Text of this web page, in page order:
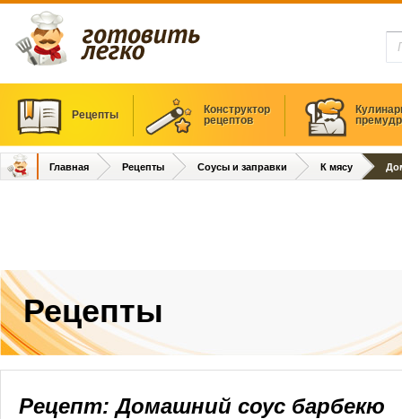
Рецепты
Конструктор
рецептов
Главная Рецепты Соусы и заправки К мясу
Рецепты
Рецепт: Домашний соус барбекю